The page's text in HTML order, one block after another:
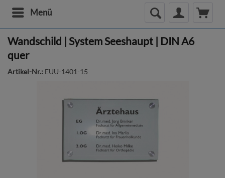
Menü
Wandschild | System Seeshaupt | DIN A6
quer
Artikel-Nr.: EUU-1401-15